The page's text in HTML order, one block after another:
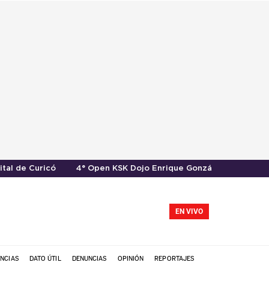
de Curicó 4° Open KSK Dojo Enrique González
EN VIVO
DATO ÚTIL DENUNCIAS OPINIÓN REPORTAJES